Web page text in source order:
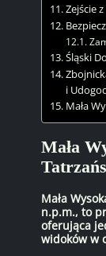
Zejście
Śląski
i
Mała
Mała
Mała
n.p.m., to
oferująca
widoków w